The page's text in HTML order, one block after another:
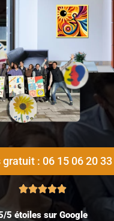
gratuit : 06 15 06 20 33
5 étoiles sur Google